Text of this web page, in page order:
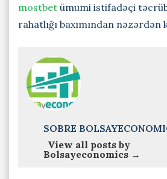
mostbet ümumi istifadəçi
rahatlığı baxımından
SOBRE
View all posts by
Bolsayeconomics →